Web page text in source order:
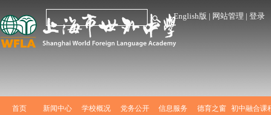
English版 | 网站管理 | 登录
首页 新闻中心 学校概况 党务公开 信息服务 德育之窗 初中融合课